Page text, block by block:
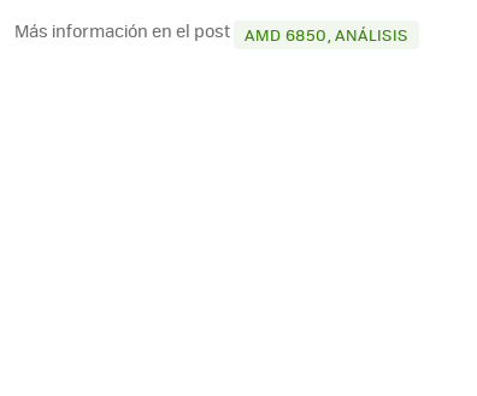
Más información en el post AMD 6850, ANÁLISIS